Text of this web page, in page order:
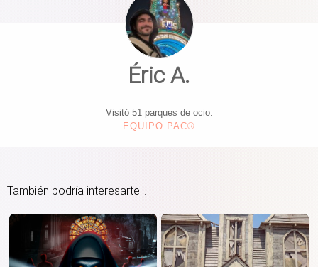
Éric A.
Visitó 51 parques de ocio.
EQUIPO PAC®
También podría interesarte...